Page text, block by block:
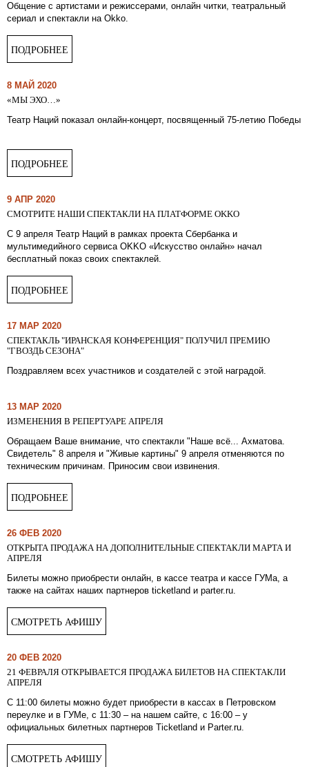
Общение с артистами и режиссерами, онлайн читки, театральный
сериал и спектакли на Okko.
ПОДРОБНЕЕ
8 МАЙ 2020
«МЫ ЭХО…»
Театр Наций показал онлайн-концерт, посвященный 75-летию Победы
ПОДРОБНЕЕ
9 АПР 2020
СМОТРИТЕ НАШИ СПЕКТАКЛИ НА ПЛАТФОРМЕ OKKO
С 9 апреля Театр Наций в рамках проекта Сбербанка и
мультимедийного сервиса OKKO «Искусство онлайн» начал
бесплатный показ своих спектаклей.
ПОДРОБНЕЕ
17 МАР 2020
СПЕКТАКЛЬ "ИРАНСКАЯ КОНФЕРЕНЦИЯ" ПОЛУЧИЛ ПРЕМИЮ
"ГВОЗДЬ СЕЗОНА"
Поздравляем всех участников и создателей с этой наградой.
13 МАР 2020
ИЗМЕНЕНИЯ В РЕПЕРТУАРЕ АПРЕЛЯ
Обращаем Ваше внимание, что спектакли "Наше всё... Ахматова.
Свидетель" 8 апреля и "Живые картины" 9 апреля отменяются по
техническим причинам. Приносим свои извинения.
ПОДРОБНЕЕ
26 ФЕВ 2020
ОТКРЫТА ПРОДАЖА НА ДОПОЛНИТЕЛЬНЫЕ СПЕКТАКЛИ МАРТА И
АПРЕЛЯ
Билеты можно приобрести онлайн, в кассе театра и кассе ГУМа, а
также на сайтах наших партнеров ticketland и parter.ru.
СМОТРЕТЬ АФИШУ
20 ФЕВ 2020
21 ФЕВРАЛЯ ОТКРЫВАЕТСЯ ПРОДАЖА БИЛЕТОВ НА СПЕКТАКЛИ
АПРЕЛЯ
С 11:00 билеты можно будет приобрести в кассах в Петровском
переулке и в ГУМе, с 11:30 – на нашем сайте, с 16:00 – у
официальных билетных партнеров Ticketland и Parter.ru.
СМОТРЕТЬ АФИШУ